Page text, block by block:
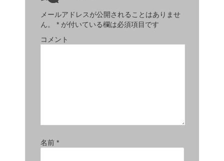
メールアドレスが公開されることはありませ
ん。
* が付いている欄は必須項目です
コメント
名前 *